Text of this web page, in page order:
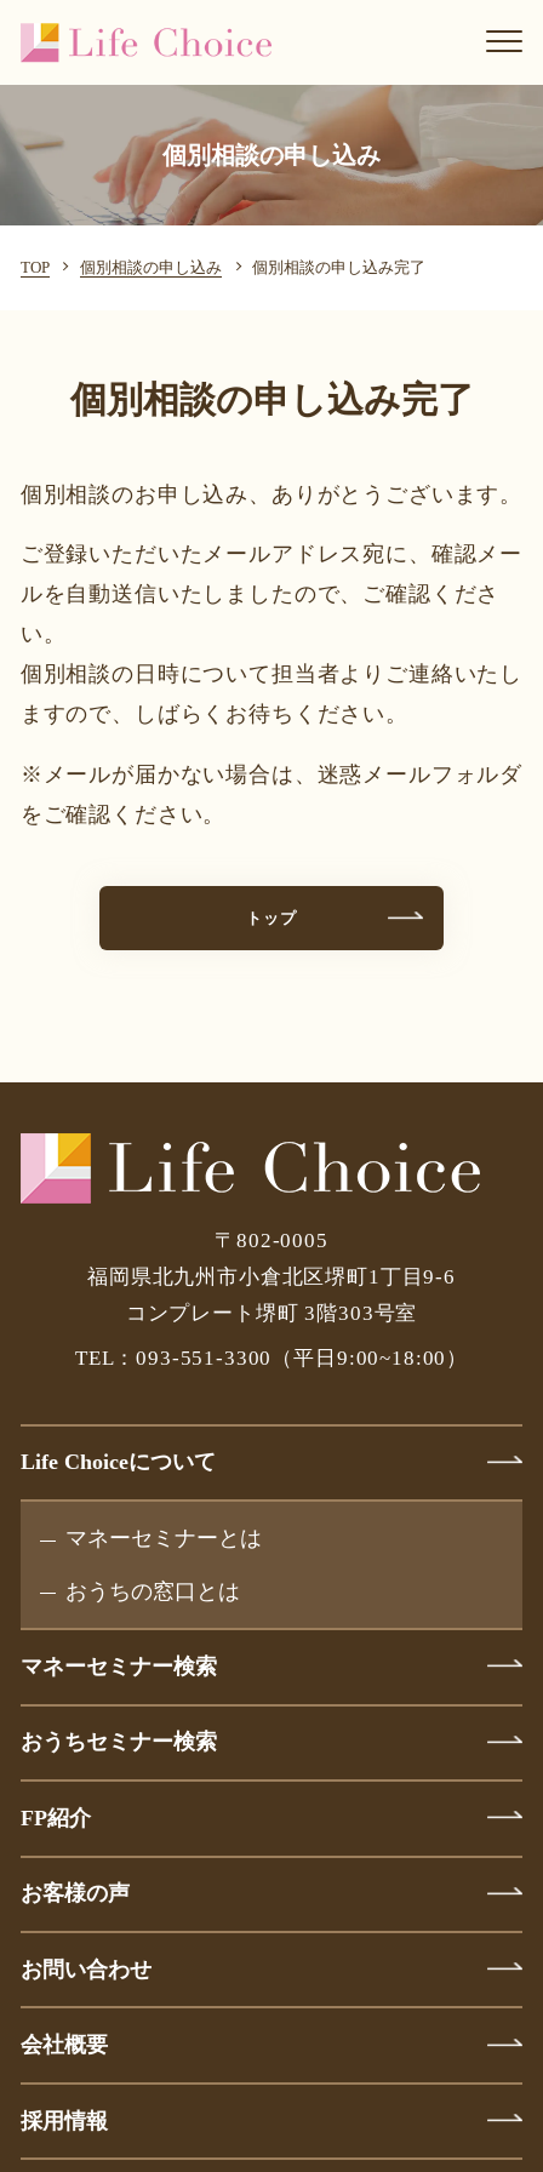
個別相談の申し込み
TOP 個別相談の申し込み 個別相談の申し込み完了
個別相談の申し込み完了
個別相談のお申し込み、ありがとうございます。
ご登録いただいたメールアドレス宛に、確認メー
ルを自動送信いたしましたので、ご確認くださ
い。
個別相談の日時について担当者よりご連絡いたし
ますので、しばらくお待ちください。
※メールが届かない場合は、迷惑メールフォルダ
をご確認ください。
トップ
〒802-0005
福岡県北九州市小倉北区堺町1丁目9-6
コンプレート堺町 3階303号室
TEL：093-551-3300
（平日9:00~18:00）
Life Choiceについて
マネーセミナーとは
おうちの窓口とは
マネーセミナー検索
おうちセミナー検索
FP紹介
お客様の声
お問い合わせ
会社概要
採用情報